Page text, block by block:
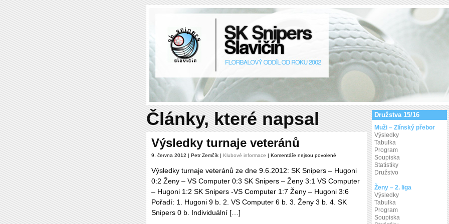
Články, které napsal
Výsledky turnaje veteránů
9. června 2012 | Petr Zemčík | Klubové informace | Komentáře nejsou povolené
názvem
Výsledky
turnaje
veteránů
Výsledky turnaje veteránů ze dne 9.6.2012: SK Snipers – Hugoni
0:2 Ženy – VS Computer 0:3 SK Snipers – Ženy 3:1 VS Computer
– Hugoni 1:2 SK Snipers -VS Computer 1:7 Ženy – Hugoni 3:6
Pořadí: 1. Hugoni 9 b. 2. VS Computer 6 b. 3. Ženy 3 b. 4. SK
Snipers 0 b. Individuální […]
Družstva 15/16
Muži – Zlínský přebor
Výsledky
Tabulka
Program
Soupiska
Statistiky
Družstvo
Ženy – 2. liga
Výsledky
Tabulka
Program
Soupiska